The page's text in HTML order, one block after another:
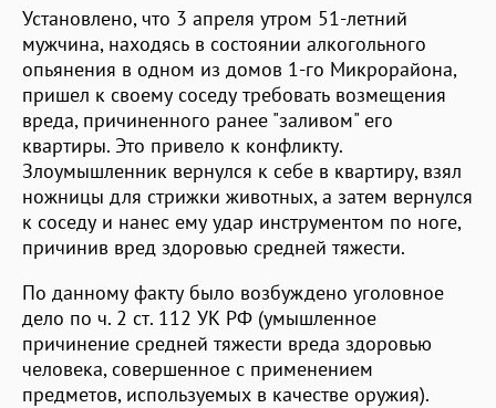
Установлено, что 3 апреля утром 51-летний
мужчина, находясь в состоянии алкогольного
опьянения в одном из домов 1-го Микрорайона,
пришел к своему соседу требовать возмещения
вреда, причиненного ранее "заливом" его
квартиры. Это привело к конфликту.
Злоумышленник вернулся к себе в квартиру, взял
ножницы для стрижки животных, а затем вернулся
к соседу и нанес ему удар инструментом по ноге,
причинив вред здоровью средней тяжести.
По данному факту было возбуждено уголовное
дело по ч. 2 ст. 112 УК РФ (умышленное
причинение средней тяжести вреда здоровью
человека, совершенное с применением
предметов, используемых в качестве оружия).